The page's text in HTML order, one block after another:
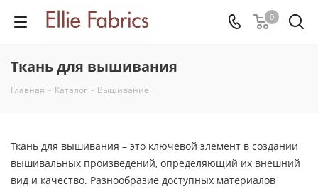
0
Ткань для вышивания
Главная - Каталог - Вышивание
Ткань для вышивания – это ключевой элемент в создании
вышивальных произведений, определяющий их внешний
вид и качество. Разнообразие доступных материалов